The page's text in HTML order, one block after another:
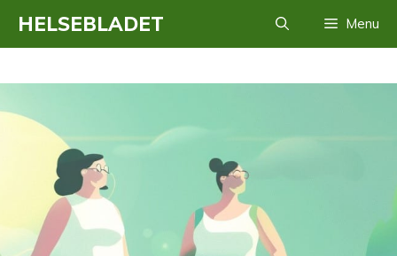
HELSEBLADET Menu